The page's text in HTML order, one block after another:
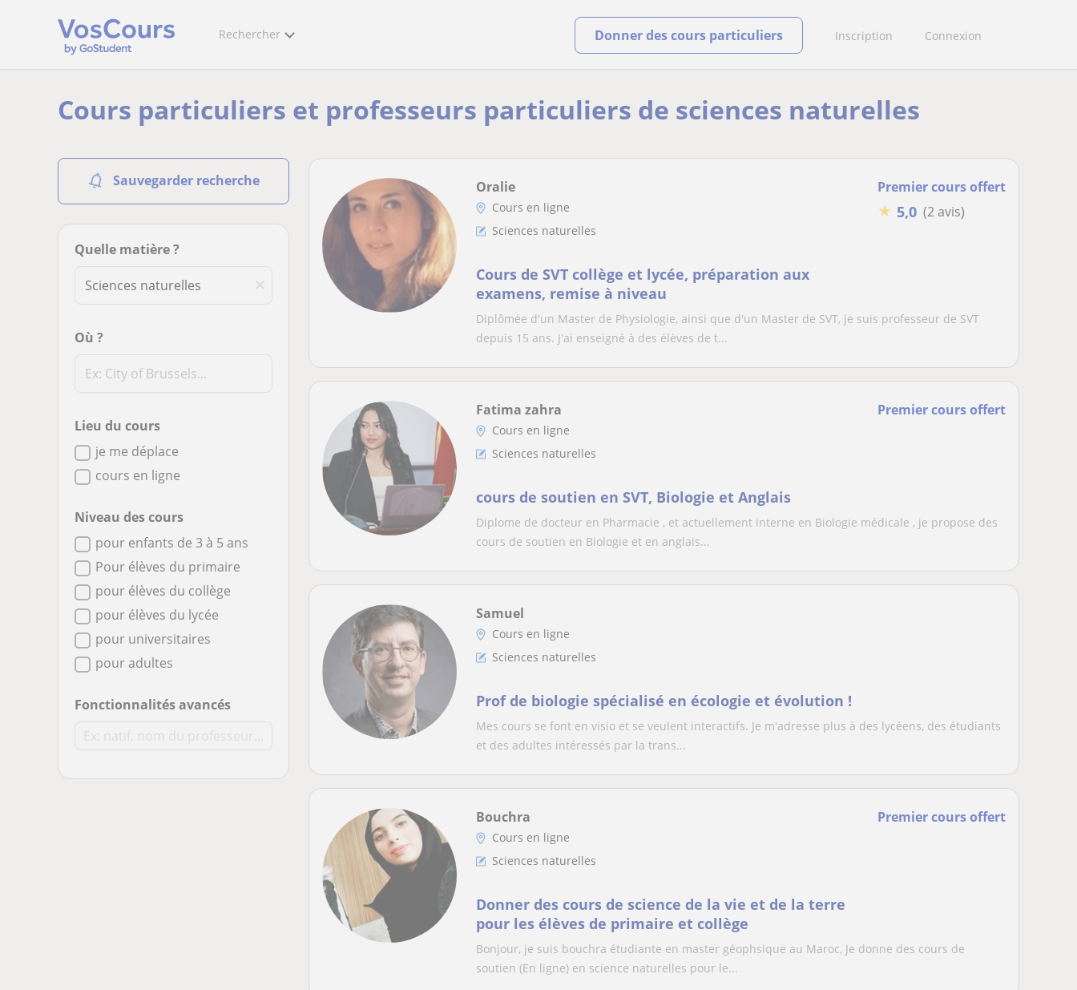
Rechercher Inscription Connexion
Donner des cours particuliers
Cours particuliers et professeurs particuliers de sciences naturelles
Sauvegarder recherche
Quelle matière ?
Où ?
Lieu du cours
je me déplace
cours en ligne
Niveau des cours
pour enfants de 3 à 5 ans
Pour élèves du primaire
pour élèves du collège
pour élèves du lycée
pour universitaires
pour adultes
Fonctionnalités avancés
Premier cours offert
★ 5,0 (2 avis)
Oralie
Cours en ligne
Sciences naturelles
Cours de SVT collège et lycée, préparation aux
examens, remise à niveau
Diplômée d'un Master de Physiologie, ainsi que d'un Master de SVT, je suis professeur de SVT
depuis 15 ans. J'ai enseigné à des élèves de t...
Premier cours offert
Fatima zahra
Cours en ligne
Sciences naturelles
cours de soutien en SVT, Biologie et Anglais
Diplome de docteur en Pharmacie , et actuellement interne en Biologie médicale , je propose des
cours de soutien en Biologie et en anglais...
Samuel
Cours en ligne
Sciences naturelles
Prof de biologie spécialisé en écologie et évolution !
Mes cours se font en visio et se veulent interactifs. Je m'adresse plus à des lycéens, des étudiants
et des adultes intéressés par la trans...
Premier cours offert
Bouchra
Cours en ligne
Sciences naturelles
Donner des cours de science de la vie et de la terre
pour les élèves de primaire et collège
Bonjour, je suis bouchra étudiante en master géophsique au Maroc, Je donne des cours de
soutien (En ligne) en science naturelles pour le...